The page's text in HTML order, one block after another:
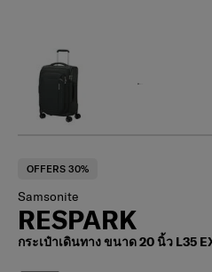
OFFERS 30%
Samsonite
RESPARK
กระเป๋าเดินทาง ขนาด 20 นิ้ว L35